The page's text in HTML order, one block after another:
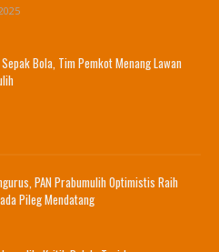
Bola, Tim Pemkot Menang Lawan
PAN Prabumulih Optimistis Raih
Pileg Mendatang